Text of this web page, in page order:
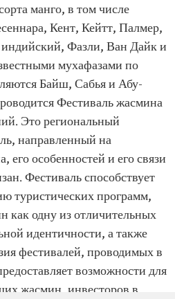
манго, в том числе
Кент, Кейтт, Палмер,
Фазли, Ван Дайк и
мухафазами по
Байш, Сабья и Абу-
Фестиваль жасмина
Это региональный
направленный на
его особенностей и его связи
Фестиваль способствует
туристических программ,
как одну из отличительных
идентичности, а также
фестивалей, проводимых в
возможности для
жасмин, инвесторов в